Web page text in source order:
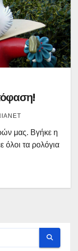
μας. Βγήκε η
όλοι τα ρολόγια